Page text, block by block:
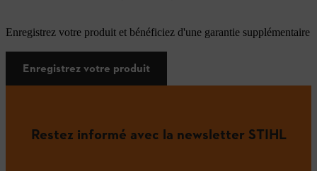
Enregistrez votre produit et bénéficiez d'une garantie supplémentaire
Enregistrez votre produit
Restez informé avec la newsletter STIHL